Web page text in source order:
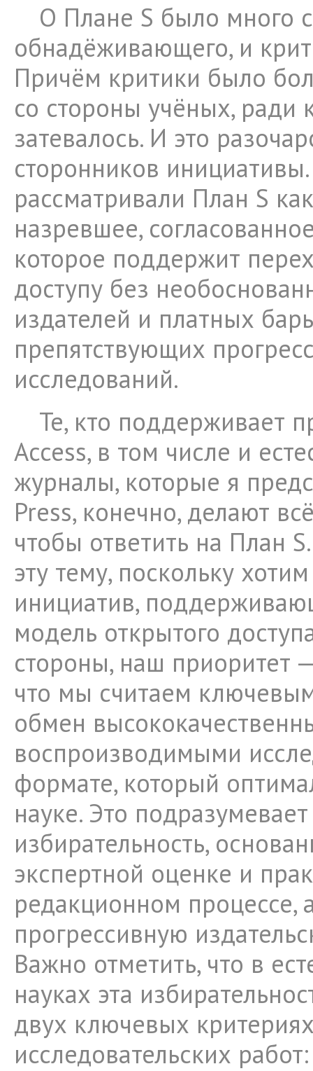
О Плане S было много
обнадёживающего, и
Причём критики было
со стороны учёных, ради
затевалось. И это
сторонников
рассматривали План S
назревшее,
которое поддержит
доступу без
издателей и платных
препятствующих
исследований.
Те, кто поддерживает
Access, в том числе и
журналы, которые я
Press, конечно, делают
чтобы ответить на План
эту тему, поскольку
инициатив,
модель открытого
стороны, наш приоритет
что мы считаем
обмен
воспроизводимыми
формате, который
науке. Это
избирательность,
экспертной оценке и
редакционном процессе,
прогрессивную
Важно отметить, что в
науках эта
двух ключевых
исследовательских работ: